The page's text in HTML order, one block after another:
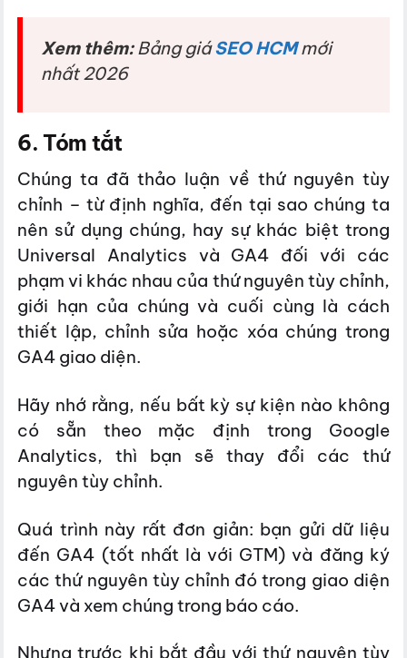
Xem thêm: Bảng giáSEO HCMmới
nhất 2026
6. Tóm tắt
Chúng ta đã thảo luận về thứ nguyên tùy
chỉnh – từ định nghĩa, đến tại sao chúng ta
nên sử dụng chúng, hay sự khác biệt trong
Universal Analytics và GA4 đối với các
phạm vi khác nhau của thứ nguyên tùy chỉnh,
giới hạn của chúng và cuối cùng là cách
thiết lập, chỉnh sửa hoặc xóa chúng trong
GA4 giao diện.
Hãy nhớ rằng, nếu bất kỳ sự kiện nào không
có sẵn theo mặc định trong Google
Analytics, thì bạn sẽ thay đổi các thứ
nguyên tùy chỉnh.
Quá trình này rất đơn giản: bạn gửi dữ liệu
đến GA4 (tốt nhất là với GTM) và đăng ký
các thứ nguyên tùy chỉnh đó trong giao diện
GA4 và xem chúng trong báo cáo.
Nhưng trước khi bắt đầu với thứ nguyên tùy